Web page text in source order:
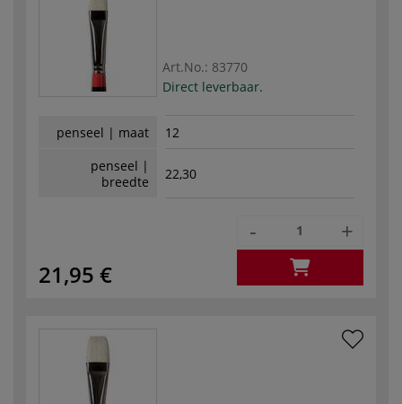
Art.No.: 83770
Direct leverbaar.
penseel | maat
12
penseel |
breedte
22,30
21,95 €
- +